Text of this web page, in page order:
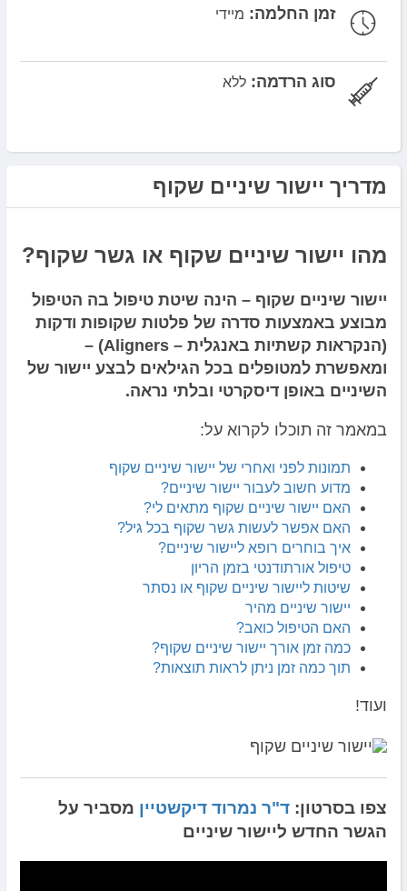
זמן החלמה: מיידי
סוג הרדמה: ללא
מדריך יישור שיניים שקוף
מהו יישור שיניים שקוף או גשר שקוף?
יישור שיניים שקוף – הינה שיטת טיפול בה הטיפול
מבוצע באמצעות סדרה של פלטות שקופות ודקות
(הנקראות קשתיות באנגלית – Aligners) –
ומאפשרת למטופלים בכל הגילאים לבצע יישור של
השיניים באופן דיסקרטי ובלתי נראה.
במאמר זה תוכלו לקרוא על:
תמונות לפני ואחרי של יישור שיניים שקוף
מדוע חשוב לעבור יישור שיניים?
האם יישור שיניים שקוף מתאים לי?
האם אפשר לעשות גשר שקוף בכל גיל?
איך בוחרים רופא ליישור שיניים?
טיפול אורתודנטי בזמן הריון
שיטות ליישור שיניים שקוף או נסתר
יישור שיניים מהיר
האם הטיפול כואב?
כמה זמן אורך יישור שיניים שקוף?
תוך כמה זמן ניתן לראות תוצאות?
ועוד!
צפו בסרטון: ד"ר נמרוד דיקשטיין מסביר על
הגשר החדש ליישור שיניים